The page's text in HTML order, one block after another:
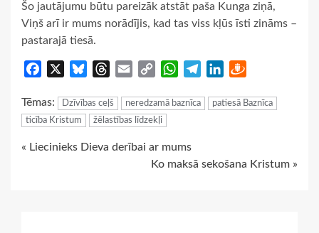
Šo jautājumu būtu pareizāk atstāt paša Kunga ziņā,
Viņš arī ir mums norādījis, kad tas viss kļūs īsti zināms –
pastarajā tiesā.
Facebook BlueskyThreads
Email
Copy
WhatsApp
TelegramLinkedIn
Tēmas: Dzīvības ceļš neredzamā baznīca
patiesā Baznīca
ticība Kristum
žēlastības līdzekļi
Continue
« Liecinieks Dieva derībai ar mums
Ko maksā sekošana Kristum »